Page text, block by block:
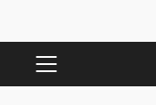
PRIMARY